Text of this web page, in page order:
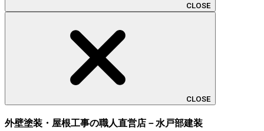
CLOSE
CLOSE
外壁塗装・屋根工事の職人直営店－水戸部建装